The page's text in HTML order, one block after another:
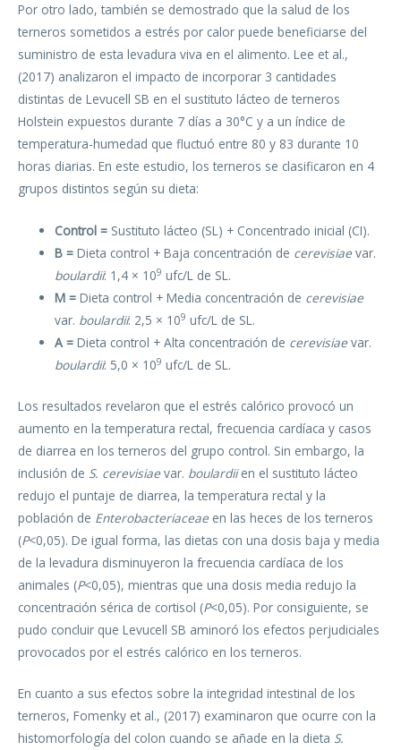
Por otro lado, también se demostrado que la salud de los
terneros sometidos a estrés por calor puede beneficiarse del
suministro de esta levadura viva en el alimento. Lee et al.,
(2017) analizaron el impacto de incorporar 3 cantidades
distintas de Levucell SB en el sustituto lácteo de terneros
Holstein expuestos durante 7 días a 30°C y a un índice de
temperatura-humedad que fluctuó entre 80 y 83 durante 10
horas diarias. En este estudio, los terneros se clasificaron en 4
grupos distintos según su dieta:
Control = Sustituto lácteo (SL) + Concentrado inicial (CI).
B = Dieta control + Baja concentración de cerevisiae var.
boulardii: 1,4 × 109 ufc/L de SL.
M = Dieta control + Media concentración de cerevisiae
var. boulardii: 2,5 × 109 ufc/L de SL.
A = Dieta control + Alta concentración de cerevisiaevar.
boulardii: 5,0 × 109 ufc/L de SL.
Los resultados revelaron que el estrés calórico provocó un
aumento en la temperatura rectal, frecuencia cardíaca y casos
de diarrea en los terneros del grupo control. Sin embargo, la
inclusión de S. cerevisiae var. boulardiien el sustituto lácteo
redujo el puntaje de diarrea, la temperatura rectal y la
población de Enterobacteriaceae en las heces de los terneros
(P<0,05). De igual forma, las dietas con una dosis baja y media
de la levadura disminuyeron la frecuencia cardíaca de los
animales (P<0,05), mientras que una dosis media redujo la
concentración sérica de cortisol (P<0,05). Por consiguiente, se
pudo concluir que Levucell SB aminoró los efectos perjudiciales
provocados por el estrés calórico en los terneros.
En cuanto a sus efectos sobre la integridad intestinal de los
terneros, Fomenky et al., (2017) examinaron que ocurre con la
histomorfología del colon cuando se añade en la dieta S.